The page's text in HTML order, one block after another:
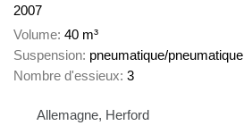
2007
Volume 40 m³
Suspension pneumatique/pneumatique
Nombre d'essieux 3
Allemagne, Herford